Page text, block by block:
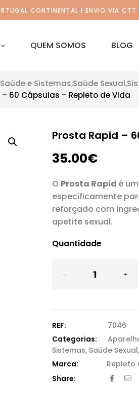
CONTINENTAL | ENVIO VIA CTT
QUEM SOMOS BLOG
Saúde e Sistemas,Saúde Sexual,
60 Cápsulas – Repleto de Vida
Prosta Rapid –
35.00€
O Prosta Rapid é
especificamente
reforçado com
apetite sexual.
Quantidade
REF:
7046
Categorias:
Sistemas, Saúde Sexual,
Repleto
Share: